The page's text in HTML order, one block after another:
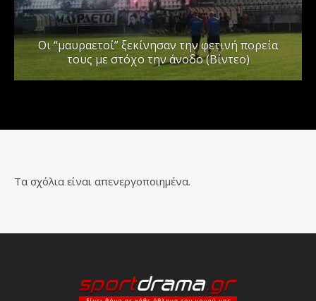
Οι “μαυραετοί” ξεκίνησαν την φετινή πορεία
τους με στόχο την άνοδο (Βίντεο)
Τα σχόλια είναι απενεργοποιημένα.